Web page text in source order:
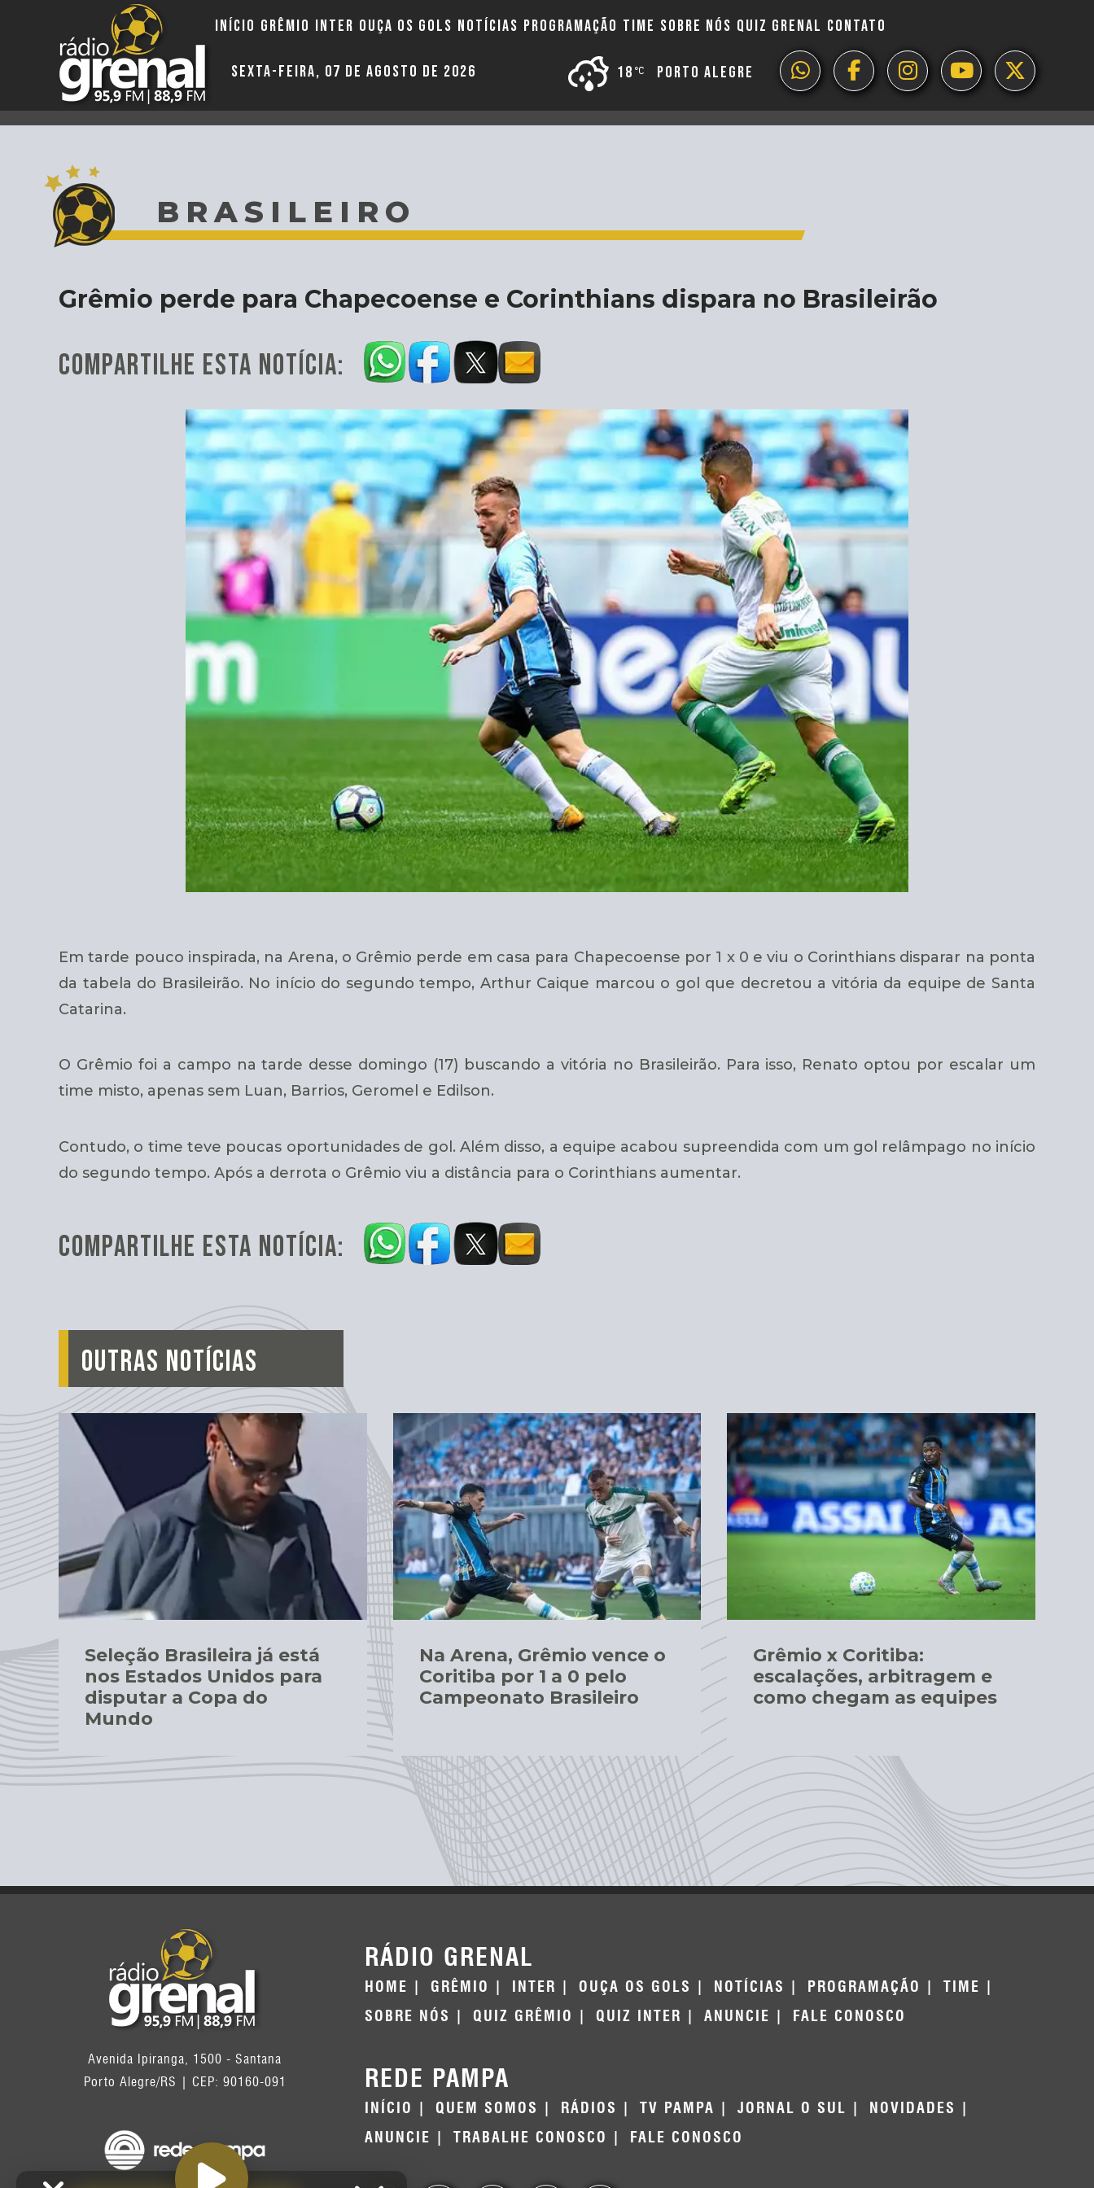
INÍCIO GRÊMIO INTER OUÇA OS GOLS NOTÍCIAS PROGRAMAÇÃO TIME SOBRE NÓS QUIZ GRENAL CONTATO
SEXTA-FEIRA, 07 DE AGOSTO DE 2026 PORTO ALEGRE
18
BRASILEIRO
Grêmio perde para Chapecoense e Corinthians dispara no Brasileirão
COMPARTILHE ESTA NOTÍCIA:
Em tarde pouco inspirada, na Arena, o Grêmio perde em casa para Chapecoense por 1 x 0 e viu o Corinthians disparar na ponta
da tabela do Brasileirão. No início do segundo tempo, Arthur Caique marcou o gol que decretou a vitória da equipe de Santa
Catarina.
O Grêmio foi a campo na tarde desse domingo (17) buscando a vitória no Brasileirão. Para isso, Renato optou por escalar um
time misto, apenas sem Luan, Barrios, Geromel e Edilson.
Contudo, o time teve poucas oportunidades de gol. Além disso, a equipe acabou supreendida com um gol relâmpago no início
do segundo tempo. Após a derrota o Grêmio viu a distância para o Corinthians aumentar.
COMPARTILHE ESTA NOTÍCIA:
OUTRAS NOTÍCIAS
Seleção Brasileira já está
nos Estados Unidos para
disputar a Copa do
Mundo
Na Arena, Grêmio vence o
Coritiba por 1 a 0 pelo
Campeonato Brasileiro
Grêmio x Coritiba:
escalações, arbitragem e
como chegam as equipes
Avenida Ipiranga, 1500 - Santana
Porto Alegre/RS | CEP: 90160-091
RÁDIO GRENAL
HOME GRÊMIO INTER OUÇA OS GOLS NOTÍCIAS PROGRAMAÇÃO
TIME
SOBRE NÓS
QUIZ GRÊMIO QUIZ INTER ANUNCIE FALE CONOSCO
REDE PAMPA
INÍCIO QUEM SOMOS RÁDIOS TV PAMPA JORNAL O SUL
NOVIDADES
ANUNCIE
TRABALHE CONOSCO FALE CONOSCO